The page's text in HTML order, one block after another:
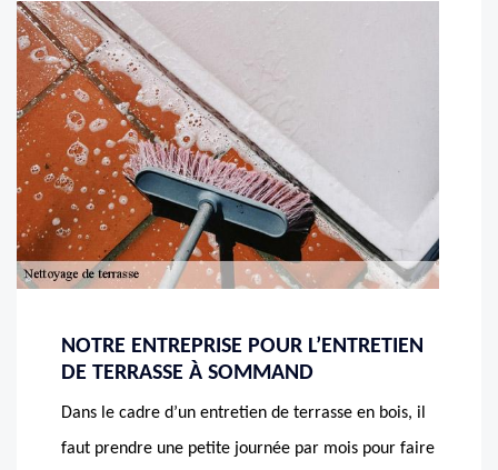
NOTRE ENTREPRISE POUR L’ENTRETIEN
DE TERRASSE À SOMMAND
Dans le cadre d’un entretien de terrasse en bois, il
faut prendre une petite journée par mois pour faire